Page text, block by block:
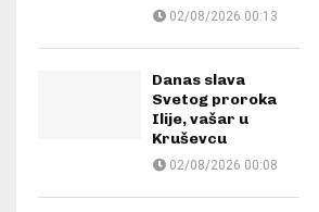
02/08/2026 00:13
Danas slava
Svetog proroka
Ilije, vašar u
Kruševcu
02/08/2026 00:08